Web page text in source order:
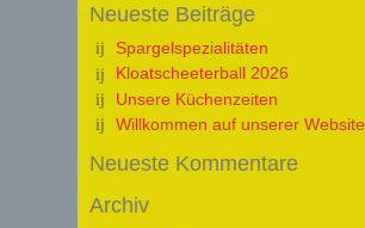
Neueste Beiträge
Spargelspezialitäten
Kloatscheeterball 2026
Unsere Küchenzeiten
Willkommen auf unserer Website
Neueste Kommentare
Archiv